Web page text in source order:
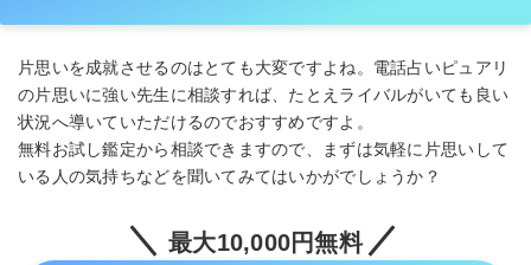
片思いを成就させるのはとても大変ですよね。電話占いピュアリ
の片思いに強い先生に相談すれば、たとえライバルがいても良い
状況へ導いていただけるのでおすすめですよ。
無料お試し鑑定から相談できますので、まずは気軽に片思いして
いる人の気持ちなどを聞いてみてはいかがでしょうか？
最大10,000円無料